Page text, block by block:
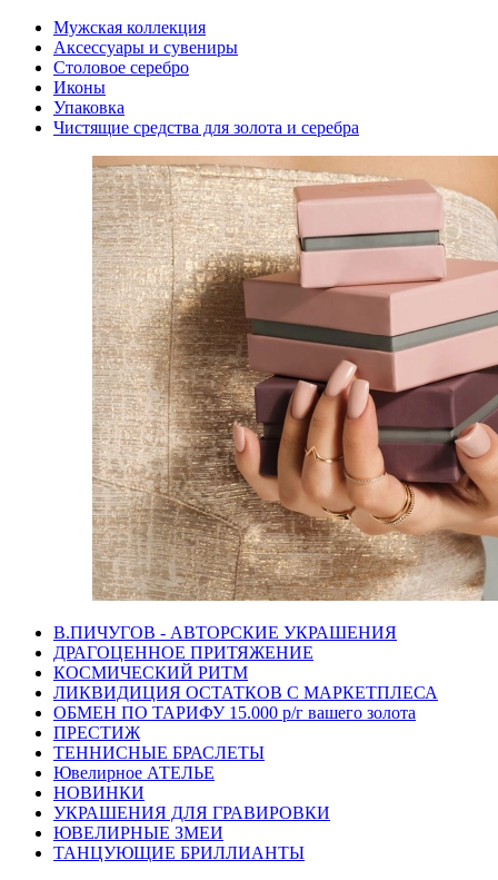
Мужская коллекция
Аксессуары и сувениры
Столовое серебро
Иконы
Упаковка
Чистящие средства для золота и серебра
В.ПИЧУГОВ - АВТОРСКИЕ УКРАШЕНИЯ
ДРАГОЦЕННОЕ ПРИТЯЖЕНИЕ
КОСМИЧЕСКИЙ РИТМ
ЛИКВИДИЦИЯ ОСТАТКОВ С МАРКЕТПЛЕСА
ОБМЕН ПО ТАРИФУ 15.000 р/г вашего золота
ПРЕСТИЖ
ТЕННИСНЫЕ БРАСЛЕТЫ
Ювелирное АТЕЛЬЕ
НОВИНКИ
УКРАШЕНИЯ ДЛЯ ГРАВИРОВКИ
ЮВЕЛИРНЫЕ ЗМЕИ
ТАНЦУЮЩИЕ БРИЛЛИАНТЫ